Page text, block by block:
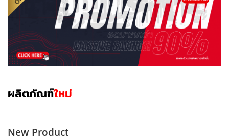
ผลิตภัณฑ์ใหม่
New Product